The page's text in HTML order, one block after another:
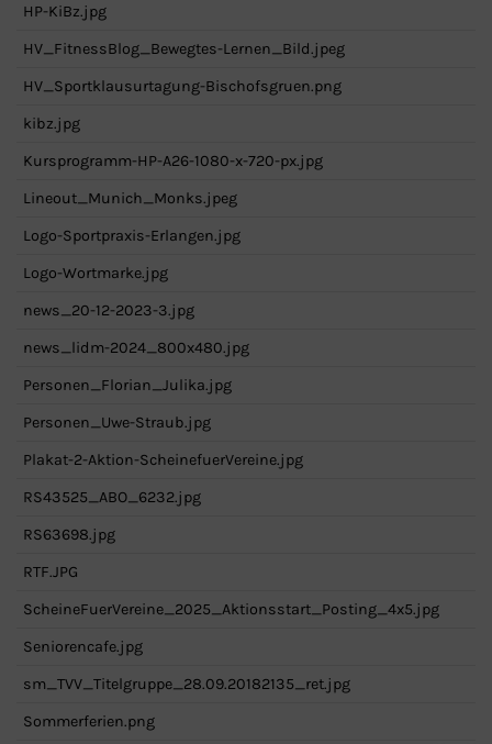
HP-KiBz.jpg
HV_FitnessBlog_Bewegtes-Lernen_Bild.jpeg
HV_Sportklausurtagung-Bischofsgruen.png
kibz.jpg
Kursprogramm-HP-A26-1080-x-720-px.jpg
Lineout_Munich_Monks.jpeg
Logo-Sportpraxis-Erlangen.jpg
Logo-Wortmarke.jpg
news_20-12-2023-3.jpg
news_lidm-2024_800x480.jpg
Personen_Florian_Julika.jpg
Personen_Uwe-Straub.jpg
Plakat-2-Aktion-ScheinefuerVereine.jpg
RS43525_ABO_6232.jpg
RS63698.jpg
RTF.JPG
ScheineFuerVereine_2025_Aktionsstart_Posting_4x5.jpg
Seniorencafe.jpg
sm_TVV_Titelgruppe_28.09.20182135_ret.jpg
Sommerferien.png